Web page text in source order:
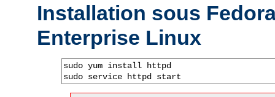
Installation sous
Enterprise Linux
sudo yum install httpd
sudo service httpd start